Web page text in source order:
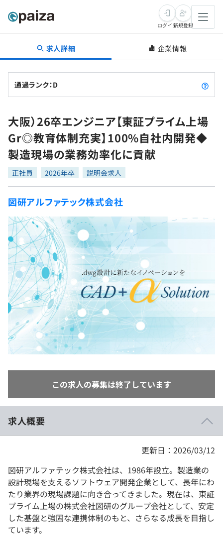
転職・キャリア
転職成功ガイド
転職エージェント
インタビュー
転職成功ガイド
新卒就活
求人検索
本選考
インターン
新卒エージェント
イベント・セミナー
インタビュー
就活成功ガイド
学習
問題集
4択課題
ナレッジ
リファレンス
プラン
個人向けプラン
法人向けプラン
学校向けプラン
プログラミング言語
評価結果一覧
再チャレンジ結果一覧
ゲーム・マンガ
Tech Team Journal
paiza times
note
paizaとは？
ログイン新規登録
求人詳細 企業情報
通過ランク：D
大阪）26卒エンジニア【東証プライム上場
Gr◎教育体制充実】100%自社内開発◆
製造現場の業務効率化に貢献
正社員 2026年卒 説明会求人
図研アルファテック株式会社
この求人の募集は終了しています
求人概要
更新日：2026/03/12
図研アルファテック株式会社は、1986年設立。製造業の
設計現場を支えるソフトウェア開発企業として、長年にわ
たり業界の現場課題に向き合ってきました。現在は、東証
プライム上場の株式会社図研のグループ会社として、安定
した基盤と強固な連携体制のもと、さらなる成長を目指し
ています。